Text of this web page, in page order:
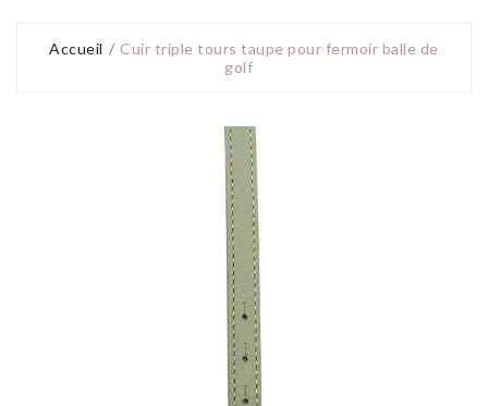
Accueil
Cuir triple tours taupe pour fermoir balle de
golf